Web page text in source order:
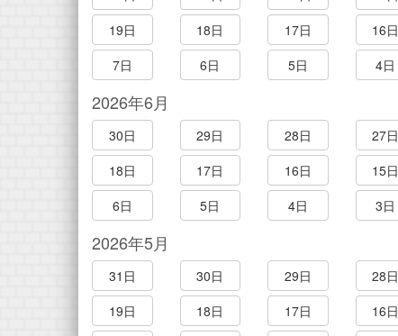
19日
18日 17日 16日
7日
6日 5日 4日
2026年6月
30日 29日 28日 27日
18日
17日 16日 15日
6日
5日 4日 3日
2026年5月
31日 30日 29日 28日
19日
18日 17日 16日